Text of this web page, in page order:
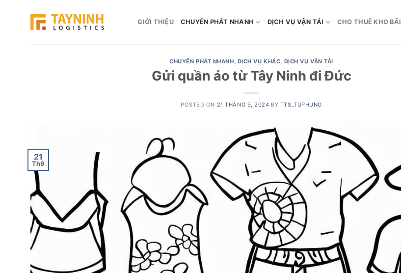
GIỚI THIỆU CHUYỂN PHÁT NHANH DỊCH VỤ VẬN TẢI CHO THUÊ KHO BÃI
CHUYỂN PHÁT NHANH, DỊCH VỤ KHÁC, DỊCH VỤ VẬN TẢI
Gửi quần áo từ Tây Ninh đi Đức
POSTED ON 21 THÁNG 9, 2024 BY TTS_TUPHUNG
21
Th9